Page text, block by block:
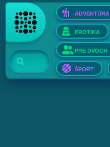
ADVENTÚRA
EROTIKA
PRE DVOCH
ŠPORT